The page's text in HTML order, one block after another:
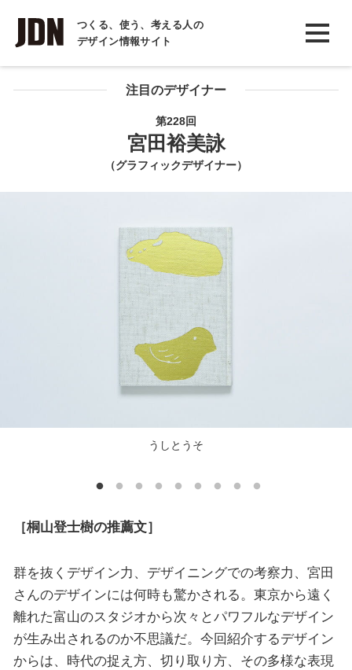
つくる、使う、考える人の
デザイン情報サイト
INTERVIEW
インタビュー
REPORT 注目のデザイナー
第228回
宮田裕美詠
（グラフィックデザイナー）
うしとうそ
［桐山登士樹の推薦文］
群を抜くデザイン力、デザイニングでの考察力、宮田
さんのデザインには何時も驚かされる。東京から遠く
離れた富山のスタジオから次々とパワフルなデザイン
が生み出されるのか不思議だ。今回紹介するデザイン
からは、時代の捉え方、切り取り方、その多様な表現